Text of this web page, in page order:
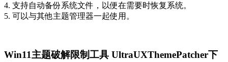
4. 支持自动备份系统文件，以便在需要时恢复系统。
5. 可以与其他主题管理器一起使用。
Win11主题破解限制工具 UltraUXThemePatcher下